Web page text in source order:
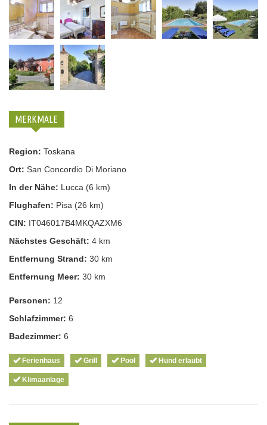
MERKMALE
Region: Toskana
Ort: San Concordio Di Moriano
In der Nähe: Lucca (6 km)
Flughafen: Pisa (26 km)
CIN: IT046017B4MKQAZXM6
Nächstes Geschäft: 4 km
Entfernung Strand: 30 km
Entfernung Meer: 30 km
Personen: 12
Schlafzimmer: 6
Badezimmer: 6
Ferienhaus Grill Pool Hund erlaubt
Klimaanlage